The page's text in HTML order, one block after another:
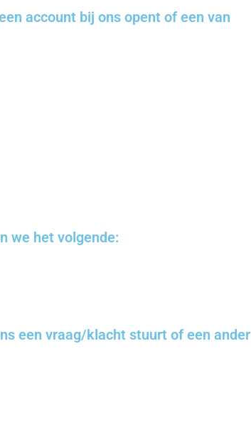
account bij ons opent of een van
we het volgende:
een vraag/klacht stuurt of een ander